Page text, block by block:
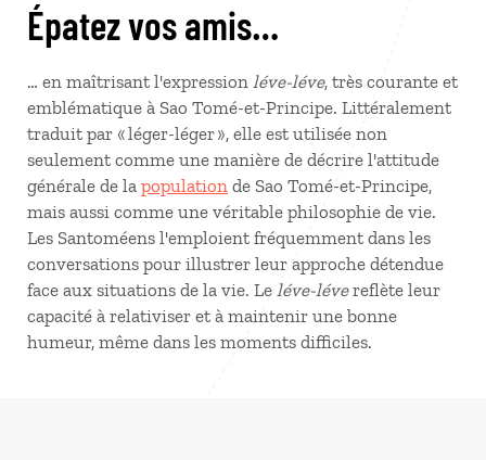
Épatez vos amis…
… en maîtrisant l'expression léve-léve, très courante et
emblématique à Sao Tomé-et-Principe. Littéralement
traduit par « léger-léger », elle est utilisée non
seulement comme une manière de décrire l'attitude
générale de la population de Sao Tomé-et-Principe,
mais aussi comme une véritable philosophie de vie.
Les Santoméens l'emploient fréquemment dans les
conversations pour illustrer leur approche détendue
face aux situations de la vie. Le léve-lévereflète leur
capacité à relativiser et à maintenir une bonne
humeur, même dans les moments difficiles.